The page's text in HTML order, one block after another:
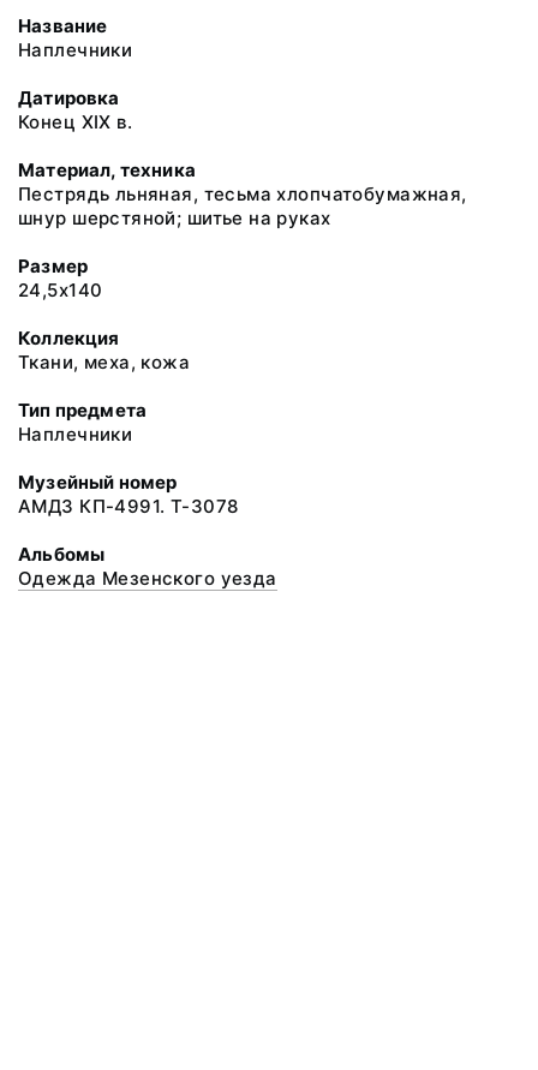
Название
Наплечники
Датировка
Конец ХIХ в.
Материал, техника
Пестрядь льняная, тесьма хлопчатобумажная,
шнур шерстяной; шитье на руках
Размер
24,5х140
Коллекция
Ткани, меха, кожа
Тип предмета
Наплечники
Музейный номер
АМДЗ КП-4991. Т-3078
Альбомы
Одежда Мезенского уезда